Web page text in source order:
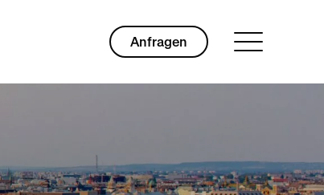
Anfragen